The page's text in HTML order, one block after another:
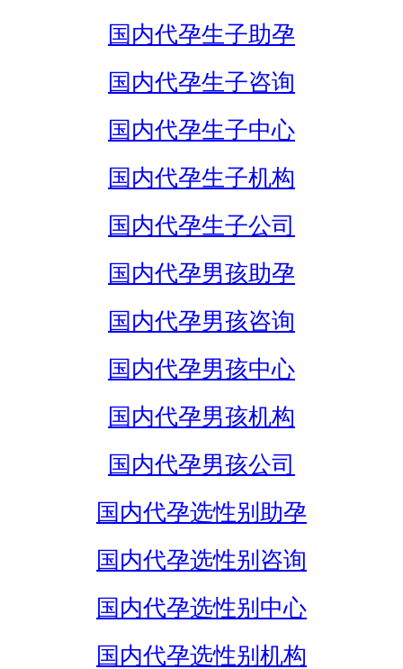
国内代孕生子助孕
国内代孕生子咨询
国内代孕生子中心
国内代孕生子机构
国内代孕生子公司
国内代孕男孩助孕
国内代孕男孩咨询
国内代孕男孩中心
国内代孕男孩机构
国内代孕男孩公司
国内代孕选性别助孕
国内代孕选性别咨询
国内代孕选性别中心
国内代孕选性别机构